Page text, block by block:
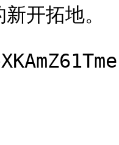
开拓地。